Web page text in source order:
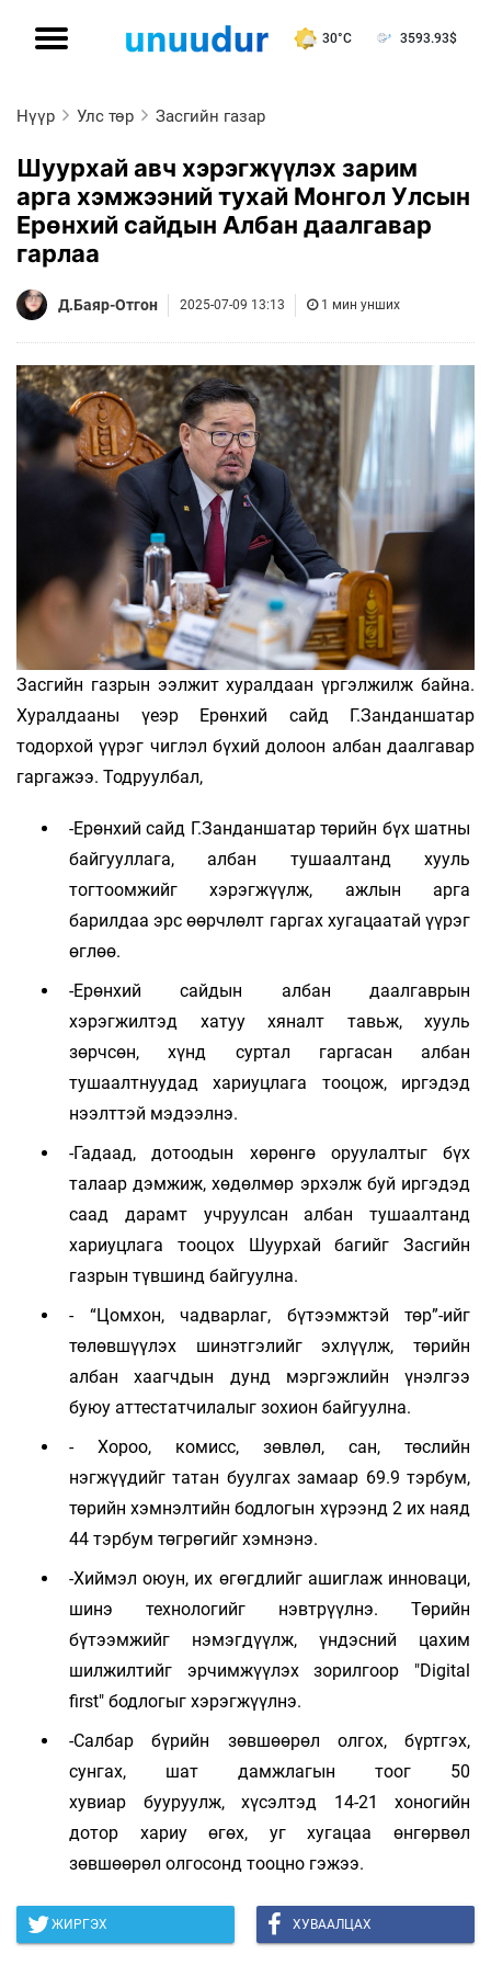
30°C 3593.93$
Нүүр Улс төр Засгийн газар
Шуурхай авч хэрэгжүүлэх зарим
арга хэмжээний тухай Монгол Улсын
Ерөнхий сайдын Албан даалгавар
гарлаа
Д.Баяр-Отгон 2025-07-09 13:13 1 мин унших
Засгийн газрын ээлжит хуралдаан үргэлжилж байна.
Хуралдааны үеэр Ерөнхий сайд Г.Занданшатар
тодорхой үүрэг чиглэл бүхий долоон албан даалгавар
гаргажээ. Тодруулбал,
-Ерөнхий сайд Г.Занданшатар төрийн бүх шатны
байгууллага, албан тушаалтанд хууль
тогтоомжийг хэрэгжүүлж, ажлын арга
барилдаа эрс өөрчлөлт гаргах хугацаатай үүрэг
өглөө.
-Ерөнхий сайдын албан даалгаврын
хэрэгжилтэд хатуу хяналт тавьж, хууль
зөрчсөн, хүнд суртал гаргасан албан
тушаалтнуудад хариуцлага тооцож, иргэдэд
нээлттэй мэдээлнэ.
-Гадаад, дотоодын хөрөнгө оруулалтыг бүх
талаар дэмжиж, хөдөлмөр эрхэлж буй иргэдэд
саад дарамт учруулсан албан тушаалтанд
хариуцлага тооцох Шуурхай багийг Засгийн
газрын түвшинд байгуулна.
- “Цомхон, чадварлаг, бүтээмжтэй төр”-ийг
төлөвшүүлэх шинэтгэлийг эхлүүлж, төрийн
албан хаагчдын дунд мэргэжлийн үнэлгээ
буюу аттестатчилалыг зохион байгуулна.
- Хороо, комисс, зөвлөл, сан, төслийн
нэгжүүдийг татан буулгах замаар 69.9 тэрбум,
төрийн хэмнэлтийн бодлогын хүрээнд 2 их наяд
44 тэрбум төгрөгийг хэмнэнэ.
-Хиймэл оюун, их өгөгдлийг ашиглаж инноваци,
шинэ технологийг нэвтрүүлнэ. Төрийн
бүтээмжийг нэмэгдүүлж, үндэсний цахим
шилжилтийг эрчимжүүлэх зорилгоор "Digital
first" бодлогыг хэрэгжүүлнэ.
-Салбар бүрийн зөвшөөрөл олгох, бүртгэх,
сунгах, шат дамжлагын тоог 50
хувиар бууруулж, хүсэлтэд 14-21 хоногийн
дотор хариу өгөх, уг хугацаа өнгөрвөл
зөвшөөрөл олгосонд тооцно гэжээ.
ЖИРГЭХ ХУВААЛЦАХ